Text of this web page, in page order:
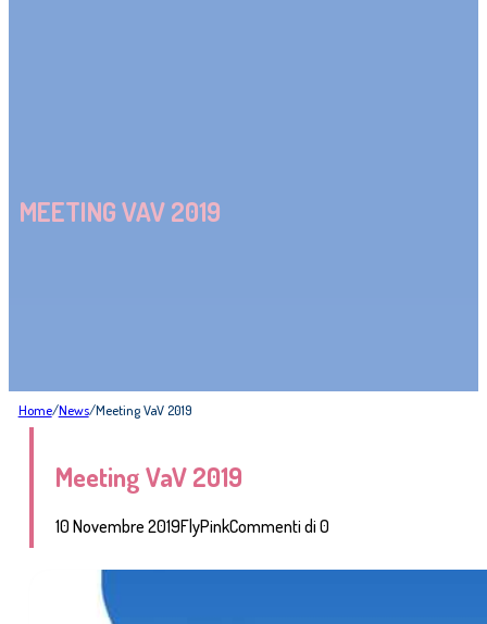
MEETING VAV 2019
Home/News/Meeting VaV 2019
Meeting VaV 2019
10 Novembre 2019FlyPinkCommenti di 0